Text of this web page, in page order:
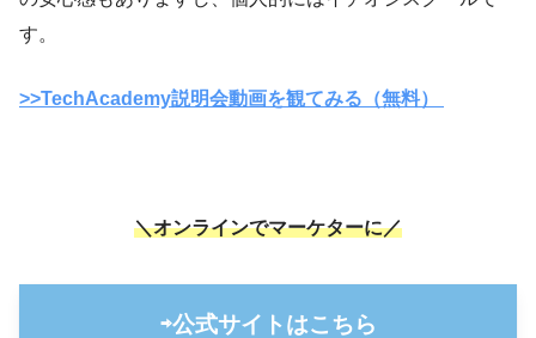
す。
>>TechAcademy説明会動画を観てみる（無料）
＼オンラインでマーケターに／
⇨公式サイトはこちら